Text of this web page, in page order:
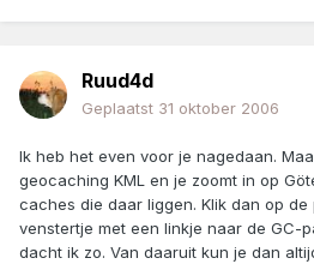
Ruud4d
Geplaatst 31 oktober 2006
Ik heb het even voor je nagedaan.
geocaching KML en je zoomt in op
caches die daar liggen. Klik dan op
venstertje met een linkje naar de GC-
dacht ik zo. Van daaruit kun je dan